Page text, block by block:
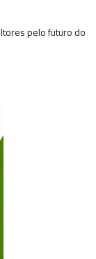
pelo futuro do